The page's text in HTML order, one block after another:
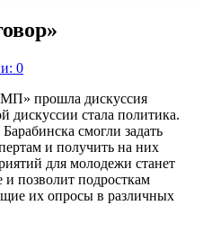
0
прошла дискуссия
дискуссии стала политика.
смогли задать
и получить на них
для молодежи станет
позволит подросткам
их опросы в различных